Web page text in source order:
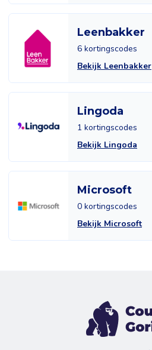
Leenbakker
6 kortingscodes
Bekijk Leenbakker
Lingoda
1 kortingscodes
Bekijk Lingoda
Microsoft
0 kortingscodes
Bekijk Microsoft